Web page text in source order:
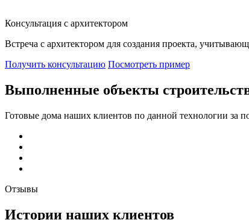
Консультация с архитектором
Встреча с архитектором для создания проекта,
Получить консультацию Посмотреть пример
Выполненные объекты
Готовые дома наших клиентов по данной технологии за
Отзывы
Истории наших клиентов